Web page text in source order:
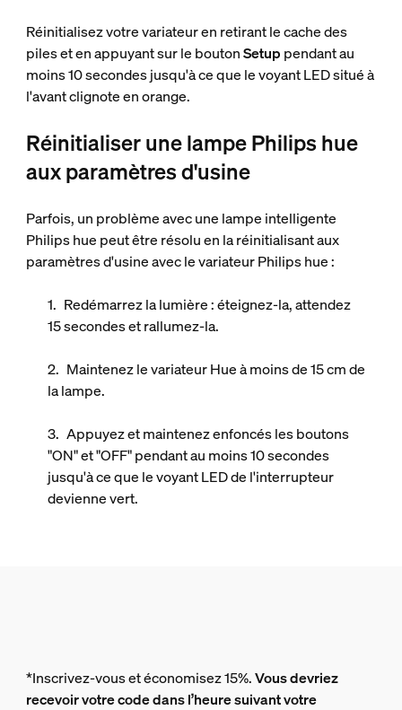
Réinitialisez votre variateur en retirant le cache des
piles et en appuyant sur le boutonSetup pendant au
moins 10 secondes jusqu'à ce que le voyant LED situé à
l'avant clignote en orange.
Réinitialiser une lampe Philips hue
aux paramètres d'usine
Parfois, un problème avec une lampe intelligente
Philips hue peut être résolu en la réinitialisant aux
paramètres d'usine avec le variateur Philips hue :
Redémarrez la lumière : éteignez-la, attendez
15 secondes et rallumez-la.
Maintenez le variateur Hue à moins de 15 cm de
la lampe.
Appuyez et maintenez enfoncés les boutons
"ON" et "OFF" pendant au moins 10 secondes
jusqu'à ce que le voyant LED de l'interrupteur
devienne vert.
*Inscrivez-vous et économisez 15%.Vous devriez
recevoir votre code dans l’heure suivant votre